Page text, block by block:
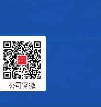
公司官微